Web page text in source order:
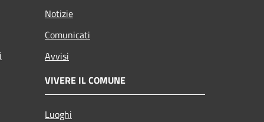
Notizie
Comunicati
Avvisi
VIVERE IL COMUNE
Luoghi